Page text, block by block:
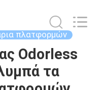
πλατφορμών
Odorless
τα